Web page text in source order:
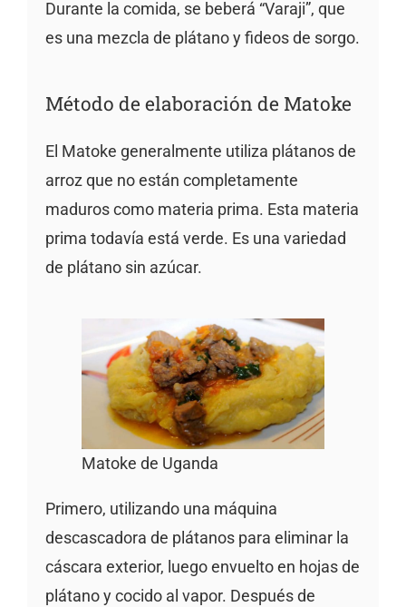
Durante la comida, se beberá “Varaji”, que
es una mezcla de plátano y fideos de sorgo.
Método de elaboración de Matoke
El Matoke generalmente utiliza plátanos de
arroz que no están completamente
maduros como materia prima. Esta materia
prima todavía está verde. Es una variedad
de plátano sin azúcar.
Matoke de Uganda
Primero, utilizando una máquina
descascadora de plátanos para eliminar la
cáscara exterior, luego envuelto en hojas de
plátano y cocido al vapor. Después de